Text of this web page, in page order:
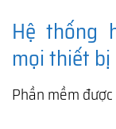
Hệ thống
mọi thiết bị
Phần mềm